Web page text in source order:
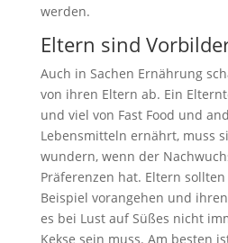
werden.
Eltern sind
Auch in Sachen Ernährung
von ihren Eltern ab. Ein
und viel von Fast Food und
Lebensmitteln ernährt, muss
wundern, wenn der
Präferenzen hat. Eltern
Beispiel vorangehen und
es bei Lust auf Süßes nicht
Kekse sein muss. Am besten